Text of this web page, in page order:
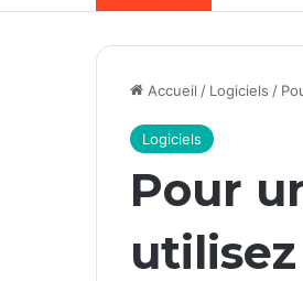
Accueil / Logiciels /
Logiciels
Pour